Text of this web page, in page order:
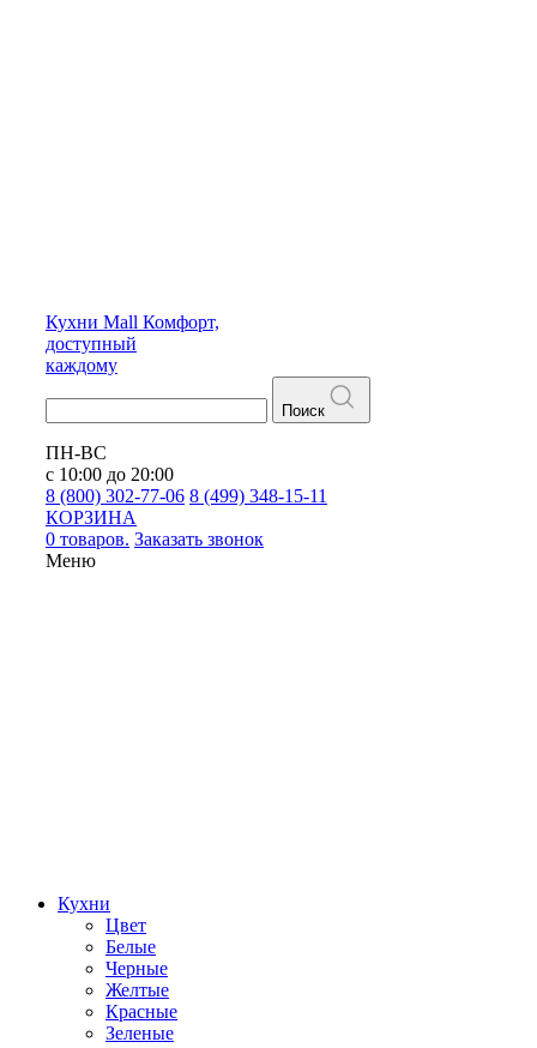
Кухни Mall Комфорт,
доступный
каждому
Поиск
ПН-ВС
с 10:00 до 20:00
8 (800) 302-77-06 8 (499) 348-15-11
КОРЗИНА
0 товаров. Заказать звонок
Меню
Кухни
Цвет
Белые
Черные
Желтые
Красные
Зеленые